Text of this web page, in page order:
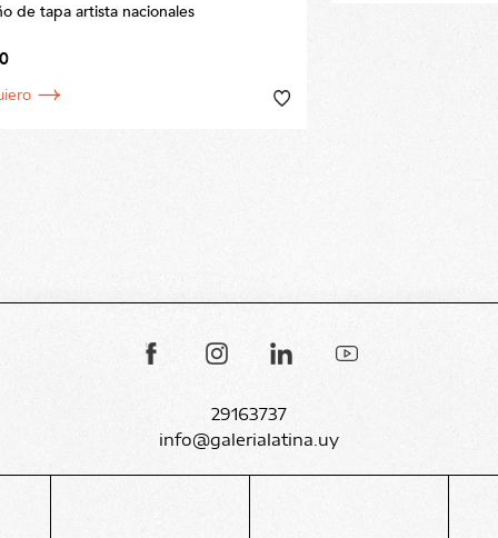
de tapa artista nacionales
29163737
info@galerialatina.uy